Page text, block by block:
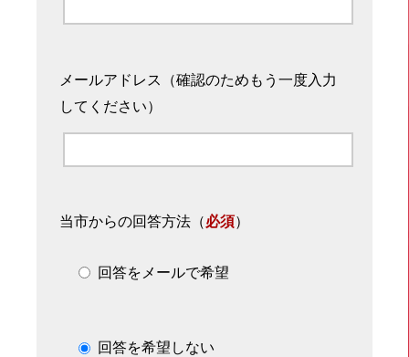
メールアドレス（確認のためもう一度入力
してください）
当市からの回答方法 （必須）
回答をメールで希望
回答を希望しない